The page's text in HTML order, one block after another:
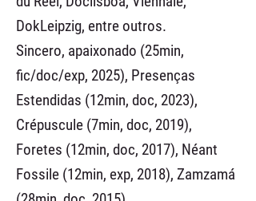
DokLeipzig, entre outros.
Sincero, apaixonado (25min,
fic/doc/exp, 2025), Presenças
Estendidas (12min, doc, 2023),
Crépuscule (7min, doc, 2019),
Foretes (12min, doc, 2017), Néant
Fossile (12min, exp, 2018), Zamzamá